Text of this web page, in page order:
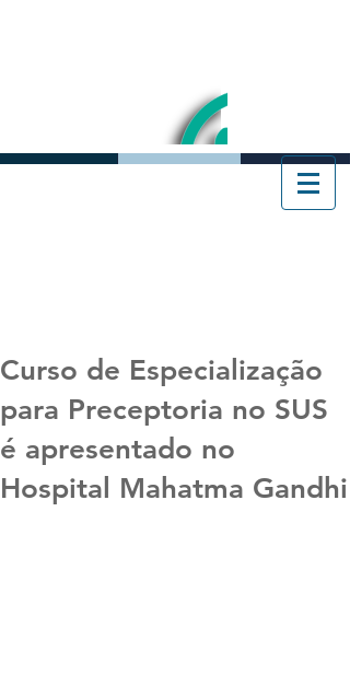
Curso de Especialização
para Preceptoria no SUS
é apresentado no
Hospital Mahatma Gandhi